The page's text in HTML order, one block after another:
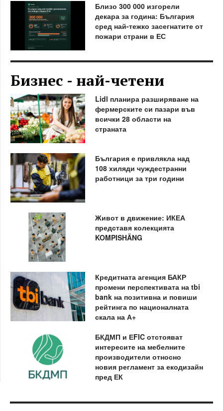
Близо 300 000 изгорели
декара за година: България
сред най-тежко засегнатите от
пожари страни в ЕС
Бизнес - най-четени
Lidl планира разширяване на
фермерските си пазари във
всички 28 области на
страната
България е привлякла над
108 хиляди чуждестранни
работници за три години
Живот в движение: ИКЕА
представя колекцията
KOMPISHÄNG
Кредитната агенция БАКР
промени перспективата на tbi
bank на позитивна и повиши
рейтинга по националната
скала на А+
БКДМП и ЕFIC отстояват
интересите на мебелните
производители относно
новия регламент за екодизайн
пред ЕК